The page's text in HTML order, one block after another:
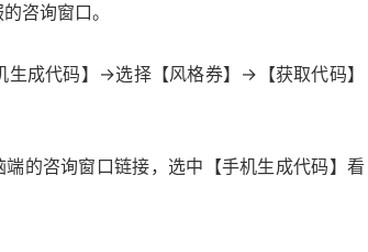
咨询窗口。
成代码】→选择【风格券】→【获取代码】
的咨询窗口链接，选中【手机生成代码】看